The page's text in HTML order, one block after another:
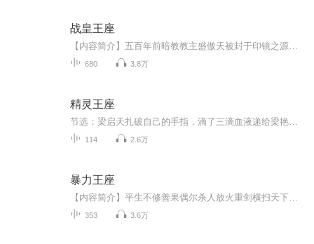
战皇王座
680 3.8万
精灵王座
114 2.6万
暴力王座
353 3.6万